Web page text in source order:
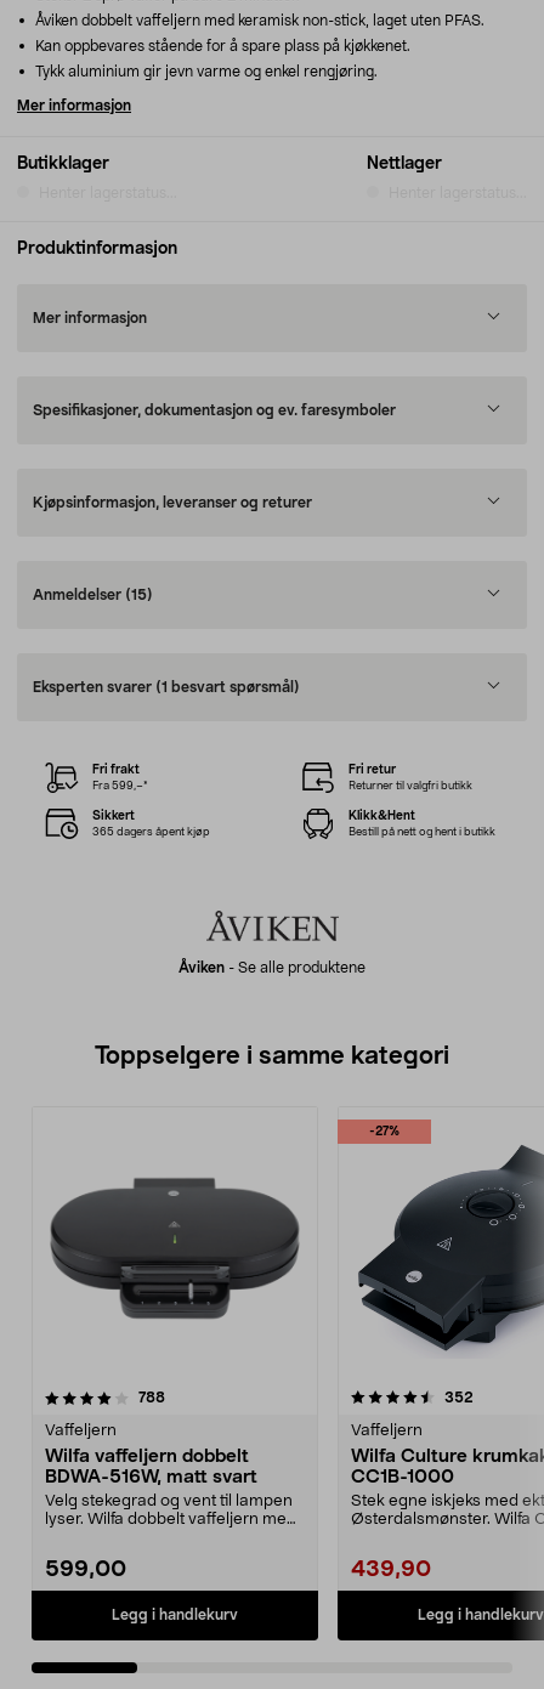
Butikklager Nettlager
Åviken dobbelt vaffeljern med keramisk non-stick, laget uten PFAS.
Kan oppbevares stående for å spare plass på kjøkkenet.
Tykk aluminium gir jevn varme og enkel rengjøring.
Mer informasjon
Produktinformasjon
Mer informasjon
Spesifikasjoner, dokumentasjon og ev. faresymboler
Kjøpsinformasjon, leveranser og returer
Anmeldelser (15)
Eksperten svarer (1 besvart spørsmål)
Åviken - Se alle produktene
Fri frakt
Fra 599,–*
Fri retur
Returner til valgfri butikk
Sikkert
365 dagers åpent kjøp
Klikk&Hent
Bestill på nett og hent i butikk
Toppselgere i samme kategori
788anmeldelser
Vaffeljern
Wilfa vaffeljern dobbelt
BDWA-516W, matt svart
Velg stekegrad og vent til lampen
lyser. Wilfa dobbelt vaffeljern med
599,00
Legg i handlekurv
-27%
4.5 av 5 stjerner 352
Vaffeljern
Wilfa Culture
CC1B-1000
Stek egne iskjeks med
Østerdalsmønster. Wilfa
439,90
Legg i handlekurv
4.0 av 5 stjerner